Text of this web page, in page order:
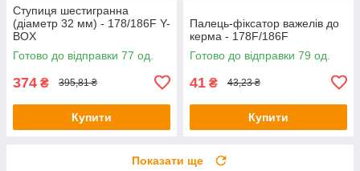
Ступиця шестигранна
(діаметр 32 мм) - 178/186F Y-
BOX
Готово до відправки 77 од.
374 ₴ 395,81 ₴
Купити
Палець-фіксатор важелів до
керма - 178F/186F
Готово до відправки 79 од.
41 ₴ 43,23 ₴
Купити
Показати ще